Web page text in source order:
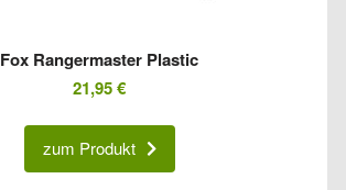
Fox Rangermaster Plastic
21,95€
zum Produkt